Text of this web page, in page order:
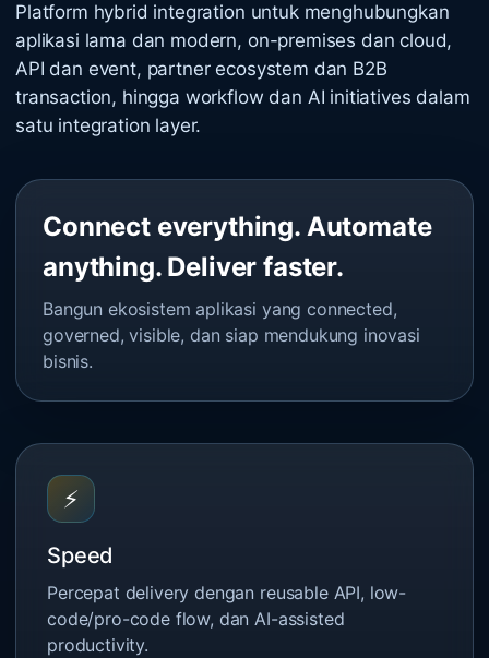
Platform hybrid integration untuk menghubungkan
aplikasi lama dan modern, on-premises dan cloud,
API dan event, partner ecosystem dan B2B
transaction, hingga workflow dan AI initiatives dalam
satu integration layer.
Connect everything. Automate
anything. Deliver faster.
Bangun ekosistem aplikasi yang connected,
governed, visible, dan siap mendukung inovasi
bisnis.
⚡
Speed
Percepat delivery dengan reusable API, low-
code/pro-code flow, dan AI-assisted
productivity.